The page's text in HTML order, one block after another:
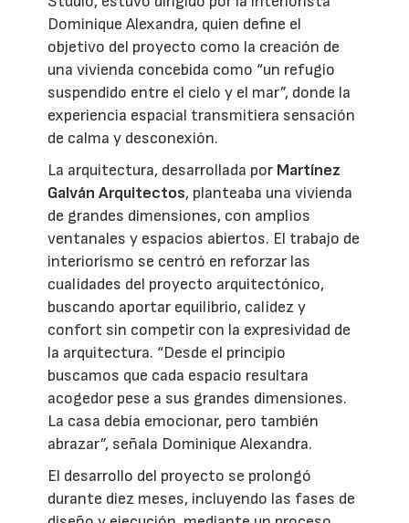
Dominique Alexandra, quien define el
objetivo del proyecto como la creación de
una vivienda concebida como “un refugio
suspendido entre el cielo y el mar”, donde la
experiencia espacial transmitiera sensación
de calma y desconexión.
La arquitectura, desarrollada por Martínez
Galván Arquitectos, planteaba una vivienda
de grandes dimensiones, con amplios
ventanales y espacios abiertos. El trabajo de
interiorismo se centró en reforzar las
cualidades del proyecto arquitectónico,
buscando aportar equilibrio, calidez y
confort sin competir con la expresividad de
la arquitectura. “Desde el principio
buscamos que cada espacio resultara
acogedor pese a sus grandes dimensiones.
La casa debía emocionar, pero también
abrazar”, señala Dominique Alexandra.
El desarrollo del proyecto se prolongó
durante diez meses, incluyendo las fases de